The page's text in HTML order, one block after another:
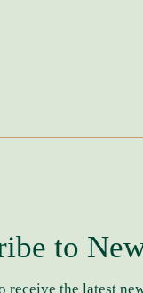
to
receive the latest